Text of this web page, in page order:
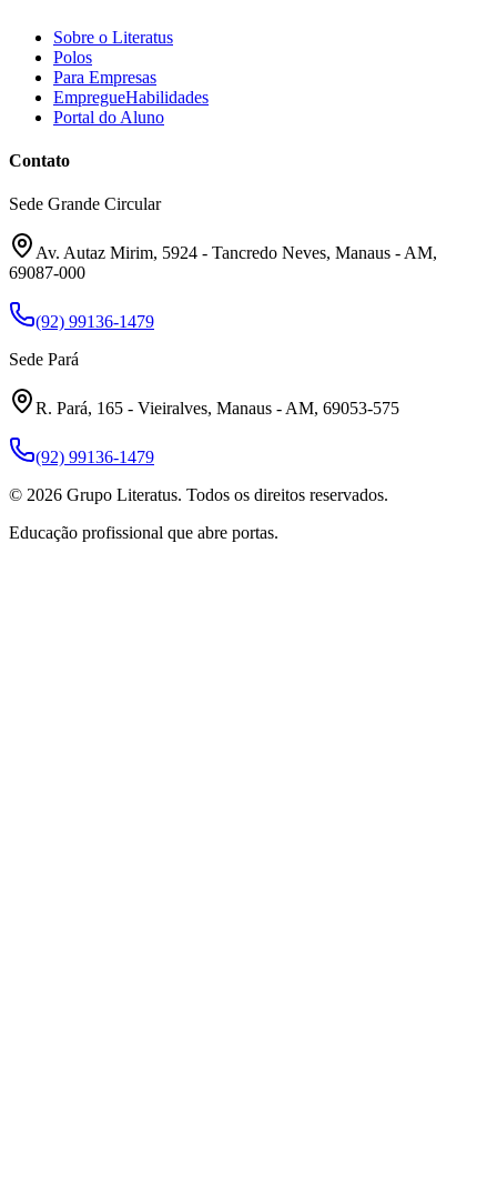
Sobre o Literatus
Polos
Para Empresas
EmpregueHabilidades
Portal do Aluno
Contato
Sede Grande Circular
Av. Autaz Mirim, 5924 - Tancredo Neves, Manaus - AM,
69087-000
(92) 99136-1479
Sede Pará
R. Pará, 165 - Vieiralves, Manaus - AM, 69053-575
(92) 99136-1479
© 2026 Grupo Literatus. Todos os direitos reservados.
Educação profissional que abre portas.